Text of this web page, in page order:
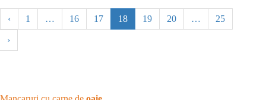
‹ 1 … 16 17 18 19 20 … 25
›